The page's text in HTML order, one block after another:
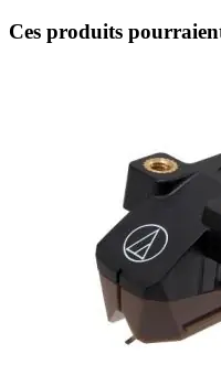
Ces produits